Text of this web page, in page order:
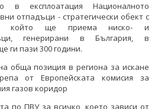
в експлоатация Националното
отпадъци - стратегически обект с
който ще приема ниско- и
генерирани в България, в
ги пази 300 години.
обща позиция в региона за искане
от Европейската комисия за
газов коридор
по ПВУ за всичко, което зависи от